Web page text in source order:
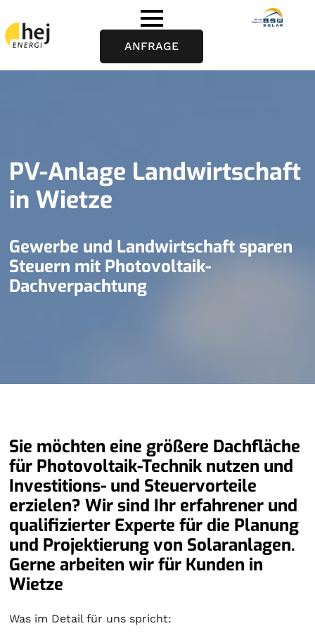
ANFRAGE
PV-Anlage Landwirtschaft
in Wietze
Gewerbe und Landwirtschaft sparen
Steuern mit Photovoltaik-
Dachverpachtung
Sie möchten eine größere Dachfläche
für Photovoltaik-Technik nutzen und
Investitions- und Steuervorteile
erzielen? Wir sind Ihr erfahrener und
qualifizierter Experte für die Planung
und Projektierung von Solaranlagen.
Gerne arbeiten wir für Kunden in
Wietze
Was im Detail für uns spricht: